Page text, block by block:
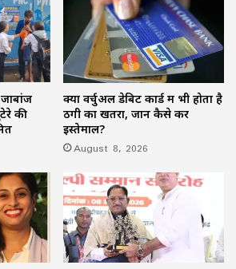
जाबांज
की
क्या वर्चुअल डेबिट कार्ड में भी होता है
ठगी का खतरा, जानें कैसे करें
इस्तेमाल?
August 8, 2026